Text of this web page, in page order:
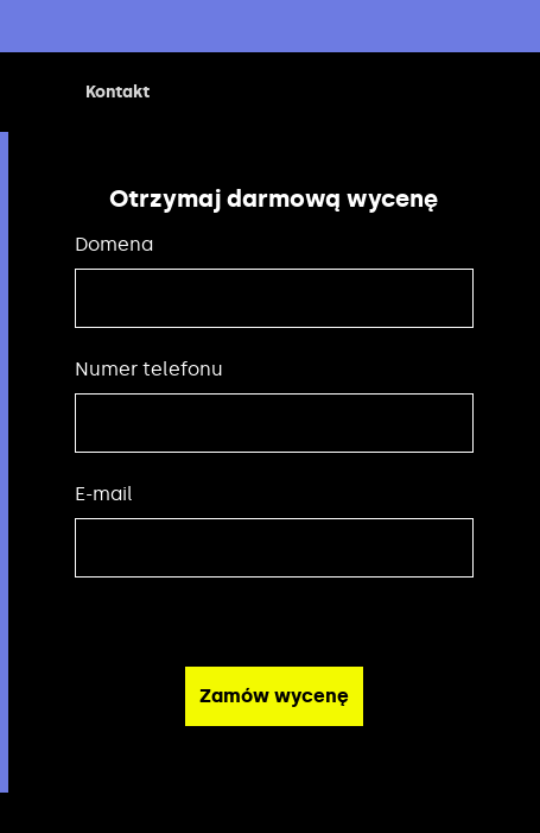
Kontakt
Otrzymaj darmową wycenę
Domena
Numer telefonu
E-mail